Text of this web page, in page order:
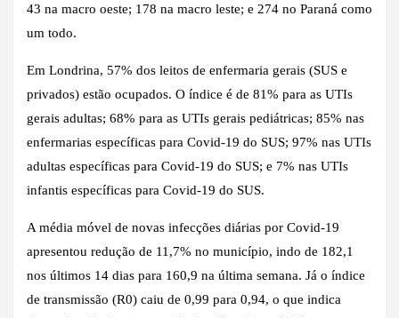
43 na macro oeste; 178 na macro leste; e 274 no Paraná como
um todo.
Em Londrina, 57% dos leitos de enfermaria gerais (SUS e
privados) estão ocupados. O índice é de 81% para as UTIs
gerais adultas; 68% para as UTIs gerais pediátricas; 85% nas
enfermarias específicas para Covid-19 do SUS; 97% nas UTIs
adultas específicas para Covid-19 do SUS; e 7% nas UTIs
infantis específicas para Covid-19 do SUS.
A média móvel de novas infecções diárias por Covid-19
apresentou redução de 11,7% no município, indo de 182,1
nos últimos 14 dias para 160,9 na última semana. Já o índice
de transmissão (R0) caiu de 0,99 para 0,94, o que indica